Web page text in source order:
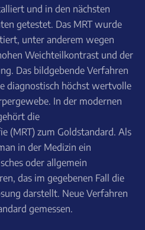
und in den nächsten
getestet. Das MRT wurde
unter anderem wegen
Weichteilkontrast und der
Das bildgebende Verfahren
diagnostisch höchst wertvolle
In der modernen
die
(MRT) zum Goldstandard. Als
in der Medizin ein
oder allgemein
das im gegebenen Fall die
darstellt. Neue Verfahren
gemessen.